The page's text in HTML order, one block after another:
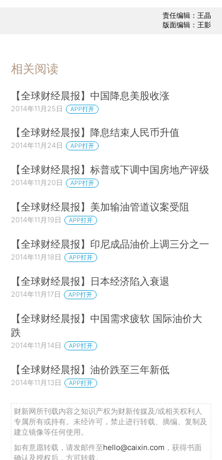
责任编辑：王晶
版面编辑：王影
相关阅读
【全球财经晨报】中国降息美股收涨
2014年11月25日 APP打开
【全球财经晨报】降息结束人民币升值
2014年11月24日 APP打开
【全球财经晨报】标普或下调中国房地产评级
2014年11月20日 APP打开
【全球财经晨报】美加输油管道议案受阻
2014年11月19日 APP打开
【全球财经晨报】印尼成品油价上调三分之一
2014年11月18日 APP打开
【全球财经晨报】日本经济陷入衰退
2014年11月17日 APP打开
【全球财经晨报】中国需求疲软 国际油价大
跌
2014年11月14日 APP打开
【全球财经晨报】油价跌至三年新低
2014年11月13日 APP打开
财新网所刊载内容之知识产权为财新传媒及/或相关权利人
专属所有或持有。未经许可，禁止进行转载、摘编、复制及
建立镜像等任何使用。
如有意愿转载，请发邮件至hello@caixin.com ，获得书面
确认及授权后，方可转载。